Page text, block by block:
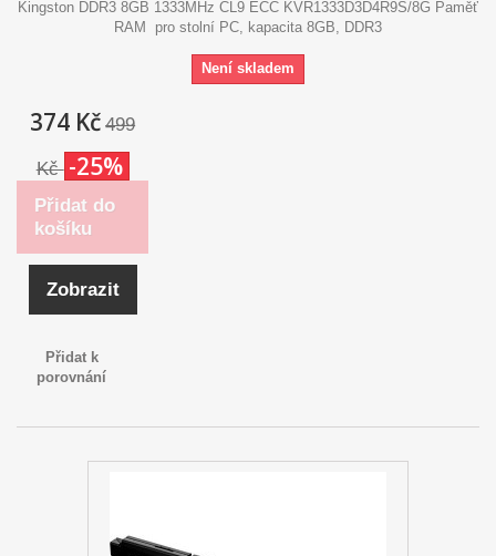
Kingston DDR3 8GB 1333MHz CL9 ECC KVR1333D3D4R9S/8G Paměť
RAM pro stolní PC, kapacita 8GB, DDR3
Není skladem
374 Kč 499
Kč -25%
Přidat do
košíku
Zobrazit
Přidat k
porovnání